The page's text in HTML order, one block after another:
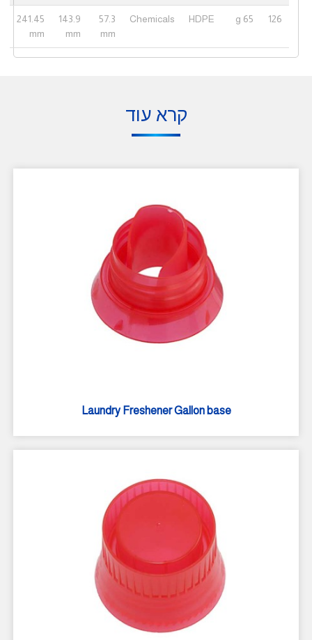
126
65 g
HDPE
Chemicals
57.3
mm
143.9
mm
241.45
mm
קרא עוד
Laundry Freshener Gallon base